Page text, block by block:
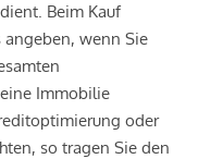
dient. Beim Kauf
angeben, wenn Sie
eine Immobilie
oder
so tragen Sie den